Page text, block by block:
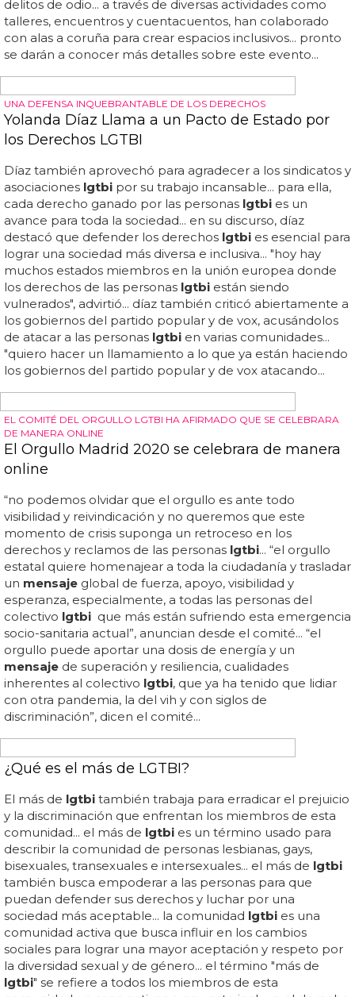
El club de lectura QUEERuña: Reconocimiento
al Compromiso con la Cultura LGTBI+
valor las obras de creadores gallegoslgtbi... este premio
reconoce el firme compromiso del club con la difusión
de la cultura y la defensa de los derechos de la
comunidadlgtbi... durante estos nueve años, el trabajo
del club ha estimulado y potenciado las iniciativas del
servicio municipal de bibliotecas de a coruña en el
ámbito de los derechoslgtbi... los fondos recaudados
estarán destinados a financiar la atención de víctimas de
delitos de odio... a través de diversas actividades como
talleres, encuentros y cuentacuentos, han colaborado
con alas a coruña para crear espacios inclusivos... pronto
se darán a conocer más detalles sobre este evento...
UNA DEFENSA INQUEBRANTABLE DE LOS DERECHOS
Yolanda Díaz Llama a un Pacto de Estado por
los Derechos LGTBI
Díaz también aprovechó para agradecer a los sindicatos y
asociacioneslgtbipor su trabajo incansable... para ella,
cada derecho ganado por las personaslgtbies un
avance para toda la sociedad... en su discurso, díaz
destacó que defender los derechos lgtbies esencial para
lograr una sociedad más diversa e inclusiva... "hoy hay
muchos estados miembros en la unión europea donde
los gobiernos del partido popular y de vox, acusándolos
de atacar a las personas
"quiero hacer un llamamiento a lo que ya están haciendo
los gobiernos del partido popular y de vox atacando...